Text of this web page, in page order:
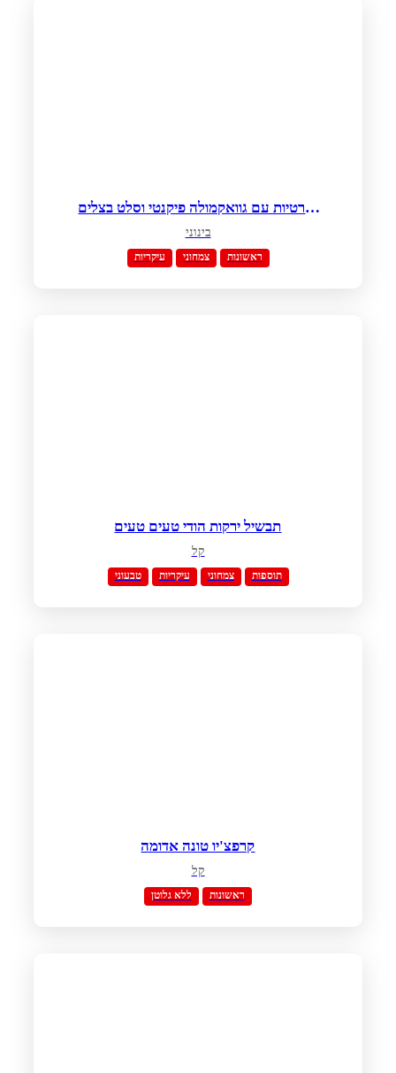
טורטיות עם גוואקמולה פיקנטי וסלט בצלים
סגולים
בינוני
עיקריות צמחוני ראשונות
תבשיל ירקות הודי טעים טעים
קל
טבעוני עיקריות צמחוני תוספות
קרפצ'יו טונה אדומה
קל
ללא גלוטן ראשונות